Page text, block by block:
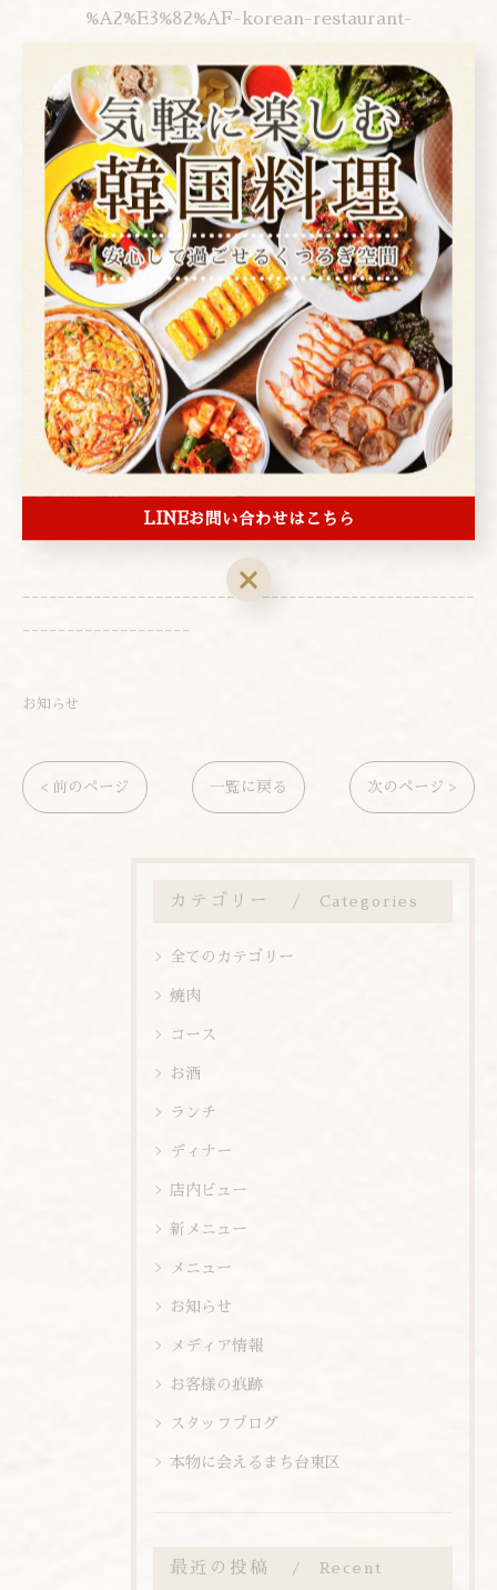
%A2%E3%82%AF-korean-restaurant-
▼you tubeお店紹介▼
www.youtube.com/watch?v=S2l0PRsM6xA
▼instagram▼
www.instagram.com/arenmoku/?hl=ja
---------------------------------------------------
-------------------
アレンモク
東京都台東区上野２丁目１−４
電話番号:03-3839-1472
---------------------------------------------------
-------------------
お知らせ
< 前のページ 一覧に戻る 次のページ >
カテゴリー Categories
全てのカテゴリー
焼肉
コース
お酒
ランチ
ディナー
店内ビュー
新メニュー
メニュー
お知らせ
メディア情報
お客様の痕跡
スタッフブログ
本物に会えるまち台東区
最近の投稿 Recent
LINEお問い合わせはこちら